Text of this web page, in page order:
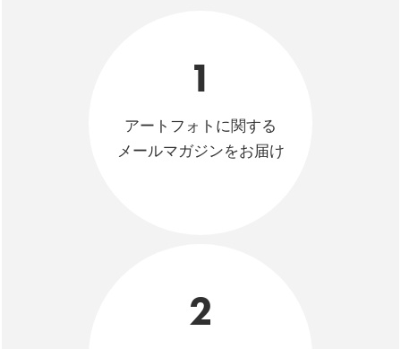
1
アートフォトに関する
メールマガジンをお届け
2